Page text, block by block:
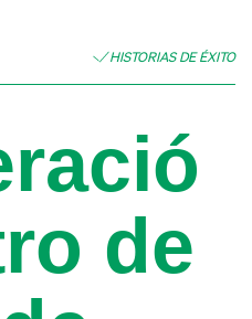
HISTORIAS DE ÉXITO
de